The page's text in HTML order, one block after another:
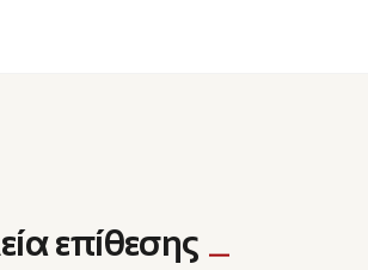
επίθεσης